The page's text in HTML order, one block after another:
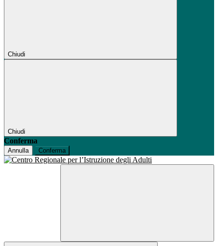
Chiudi
Chiudi
Conferma
Annulla Conferma